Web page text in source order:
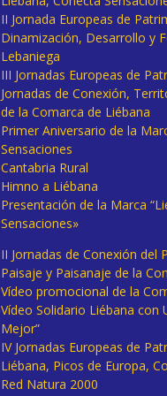
II Jornada Europeas de
Dinamización, Desarrollo y
Lebaniega
III Jornadas Europeas de
Jornadas de Conexión,
de la Comarca de Liébana
Primer Aniversario de la
Sensaciones
Cantabria Rural
Himno a Liébana
Presentación de la Marca
Sensaciones»
II Jornadas de Conexión del
Paisaje y Paisanaje de la
Vídeo promocional de la
Vídeo Solidario Liébana con
Mejor”
IV Jornadas Europeas de
Liébana, Picos de Europa,
Red Natura 2000